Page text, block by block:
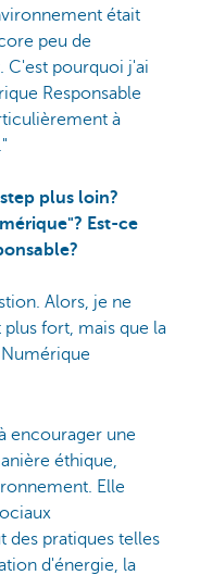
était
peu de
C'est pourquoi j'ai
Responsable
à
plus loin?
Est-ce
Alors, je ne
plus fort, mais que la
encourager une
éthique,
Elle
des pratiques telles
d'énergie, la